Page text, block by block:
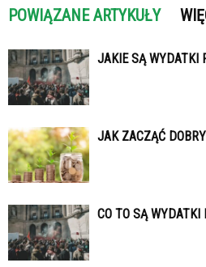
POWIĄZANE ARTYKUŁY
JAKIE SĄ WYDATKI
JAK ZACZĄĆ
CO TO SĄ WYDATKI